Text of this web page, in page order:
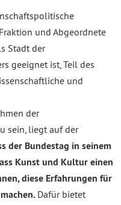
und Abgeordnete
Stadt der
geeignet ist, Teil des
und
der
sein, liegt auf der
der Bundestag in seinem
Kunst und Kultur einen
diese Erfahrungen für
Dafür bietet